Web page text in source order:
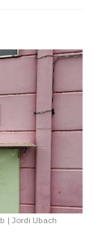
| Jordi Ubach